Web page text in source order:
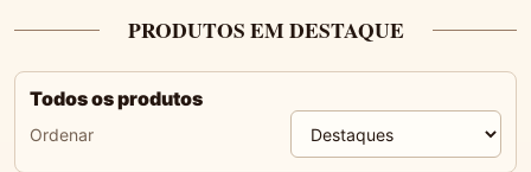
PRODUTOS EM DESTAQUE
Todos os produtos
Ordenar